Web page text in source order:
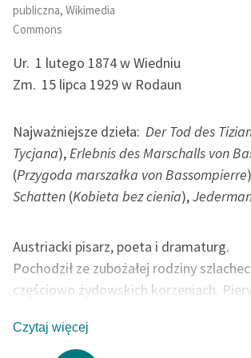
feministycznej
Kolekcje edukacyjne
lektur szkolnych oraz
Starego Testamentu
Odkurzamy bohaterów
Lektur
O nas
O projekcie
publiczna, Wikimedia
Commons
Ur. 1 lutego 1874 w Wiedniu
Zm. 15 lipca 1929 w Rodaun
Najważniejsze dzieła: Der Tod des
Tycjana),Erlebnis des Marschalls von
(Przygoda marszałka von Bassompierre
Schatten (Kobieta bez cienia),
Austriacki pisarz, poeta i dramaturg.
Pochodził ze zubożałej rodziny
częściowo żydowskich korzeniach.
prawo, a następnie języki romańskie na
Czytaj więcej